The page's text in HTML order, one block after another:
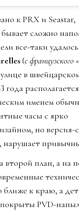
к PRX и Seastar,
сложно
все-таки
(с французского
в
именем
часы с ярко
но версия-
нарушает
второй план, а на
ближе к краю, а
покрыты PVD-